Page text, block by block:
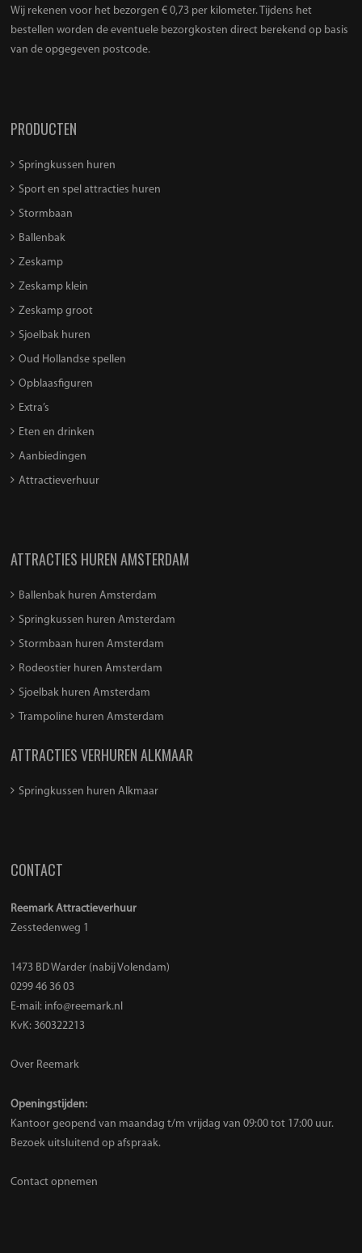
Wij rekenen voor het bezorgen € 0,73 per kilometer. Tijdens het
bestellen worden de eventuele bezorgkosten direct berekend op basis
van de opgegeven postcode.
PRODUCTEN
Springkussen huren
Sport en spel attracties huren
Stormbaan
Ballenbak
Zeskamp
Zeskamp klein
Zeskamp groot
Sjoelbak huren
Oud Hollandse spellen
Opblaasfiguren
Extra’s
Eten en drinken
Aanbiedingen
Attractieverhuur
ATTRACTIES HUREN AMSTERDAM
Ballenbak huren Amsterdam
Springkussen huren Amsterdam
Stormbaan huren Amsterdam
Rodeostier huren Amsterdam
Sjoelbak huren Amsterdam
Trampoline huren Amsterdam
ATTRACTIES VERHUREN ALKMAAR
Springkussen huren Alkmaar
CONTACT
Reemark Attractieverhuur
Zesstedenweg 1
1473 BD Warder (nabij Volendam)
0299 46 36 03
E-mail: info@reemark.nl
KvK: 360322213
Over Reemark
Openingstijden:
Kantoor geopend van maandag t/m vrijdag van 09:00 tot 17:00 uur.
Bezoek uitsluitend op afspraak.
Contact opnemen